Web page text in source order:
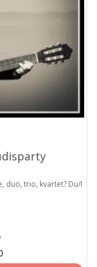
duo, trio, kvartet? Du/I